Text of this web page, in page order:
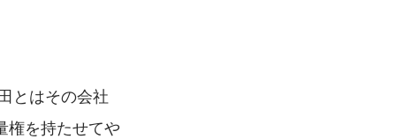
とはその会社
権を持たせてや